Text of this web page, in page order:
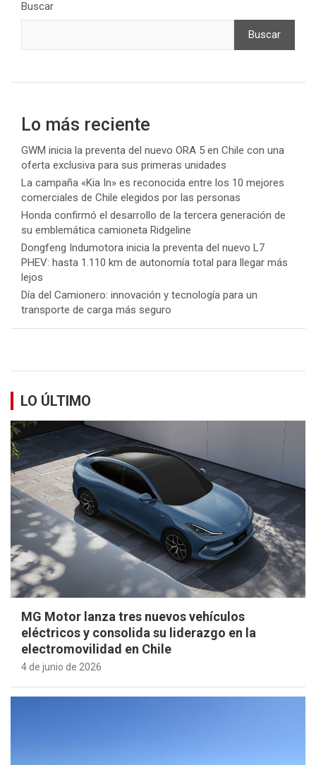
Buscar
Buscar
Lo más reciente
GWM inicia la preventa del nuevo ORA 5 en Chile con una
oferta exclusiva para sus primeras unidades
La campaña «Kia In» es reconocida entre los 10 mejores
comerciales de Chile elegidos por las personas
Honda confirmó el desarrollo de la tercera generación de
su emblemática camioneta Ridgeline
Dongfeng Indumotora inicia la preventa del nuevo L7
PHEV: hasta 1.110 km de autonomía total para llegar más
lejos
Día del Camionero: innovación y tecnología para un
transporte de carga más seguro
LO ÚLTIMO
MG Motor lanza tres nuevos vehículos
eléctricos y consolida su liderazgo en la
electromovilidad en Chile
4 de junio de 2026